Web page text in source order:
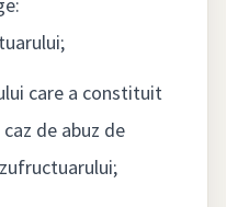
care a constituit
de abuz de